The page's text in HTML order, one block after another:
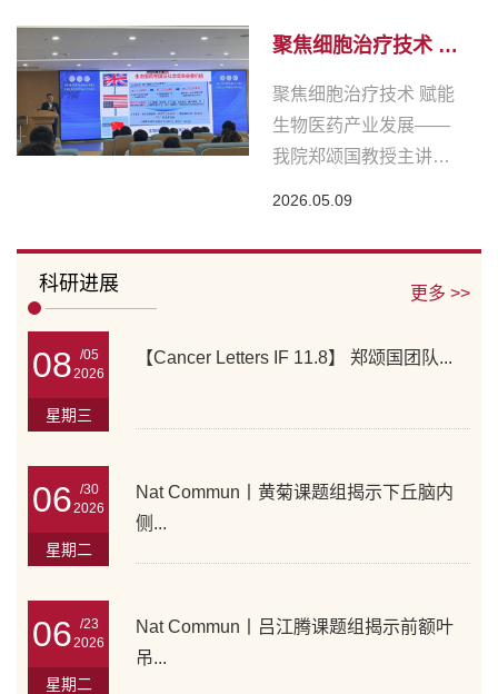
松江研究院开展调研，
究院常务副院长赵列
宾，相关机构负责人及
松江研究院PI参加本次
调研活动，会议由肖扬
聚焦细胞治疗技术 赋
展...
聚焦细胞治疗技术 赋能
生物医药产业发展——
我院郑颂国教授主讲松
协大讲堂"第一期活动在
松江区中山二路621号
2026.05.09
科研进展 更多 >>
08 /05
2026
星期三
【Cancer Letters IF 11.8】 郑颂国团队...
06 /30
2026
星期二
Nat Commun丨黄菊课题组揭示下丘脑内
侧...
06 /23
2026
星期二
Nat Commun丨吕江腾课题组揭示前额叶
吊...